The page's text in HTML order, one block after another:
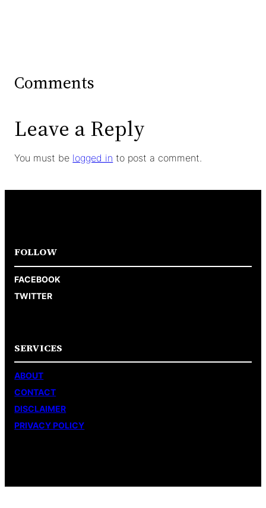
Comments
Leave a Reply
You must be logged in to post a comment.
FOLLOW
FACEBOOK
TWITTER
SERVICES
ABOUT
CONTACT
DISCLAIMER
PRIVACY POLICY